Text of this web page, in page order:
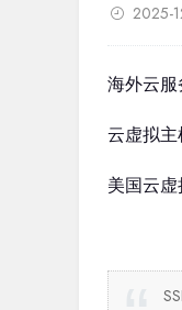
2025-
海外云
云虚拟
美国云